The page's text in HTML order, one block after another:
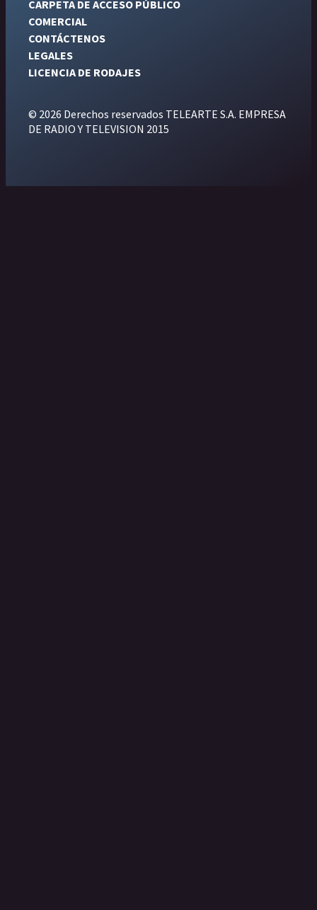
CARPETA DE ACCESO PÚBLICO
COMERCIAL
CONTÁCTENOS
LEGALES
LICENCIA DE RODAJES
© 2026 Derechos reservados TELEARTE S.A. EMPRESA
DE RADIO Y TELEVISION 2015